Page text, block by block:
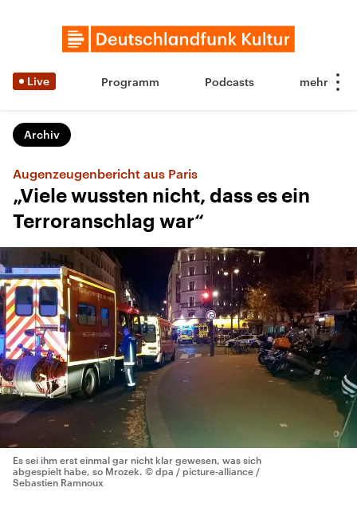
Live Programm Podcasts
Archiv
Augenzeugenbericht aus Paris
„Viele wussten nicht, dass es ein
Terroranschlag war“
Es sei ihm erst einmal gar nicht klar gewesen, was sich
abgespielt habe, so Mrozek. © dpa / picture-alliance /
Sebastien Ramnoux